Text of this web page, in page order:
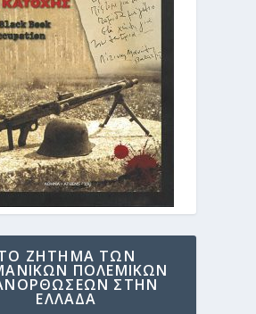
ΖΗΤΗΜΑ ΤΩΝ
ΠΟΛΕΜΙΚΩΝ
ΣΤΗΝ
ΕΛΛΑΔΑ